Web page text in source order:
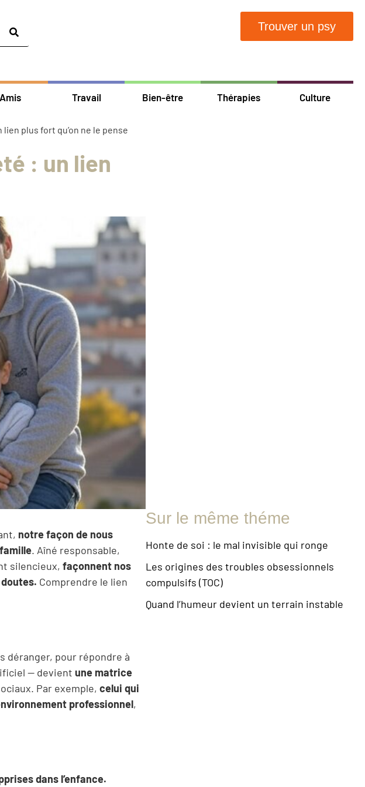
Trouver un psy
Amis Travail Bien-être Thérapies Culture
plus fort qu’on ne le pense
: un lien
notre façon de nous
. Aîné responsable,
silencieux, façonnent nos
Comprendre le lien
déranger, pour répondre à
— devient une matrice
Par exemple, celui qui
professionnel,
dans l’enfance.
Sur le même théme
Honte de soi : le mal invisible qui ronge
Les origines des troubles obsessionnels
compulsifs (TOC)
Quand l’humeur devient un terrain instable